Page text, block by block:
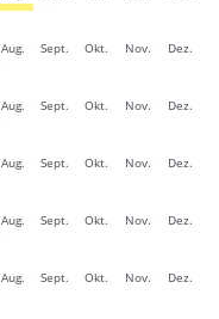
Aug. Sept. Okt. Nov. Dez.
Aug. Sept. Okt. Nov. Dez.
Aug. Sept. Okt. Nov. Dez.
Aug. Sept. Okt. Nov. Dez.
Aug. Sept. Okt. Nov. Dez.